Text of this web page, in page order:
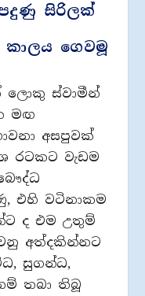
සිරිලක්
ගෙවමූ
ලොකු ස්වාමීන්
මඟ
අසපුවක්
රටකට වැඩම
එහි වටිනාකම
ද එම උතුම්
වනු අත්දකින්නට
සුගන්ධ,
තබා තිබූ